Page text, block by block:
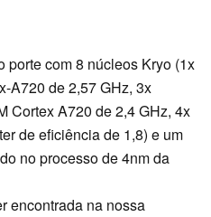
porte com 8 núcleos Kryo (1x
A720 de 2,57 GHz, 3x
Cortex A720 de 2,4 GHz, 4x
de eficiência de 1,8) e um
no processo de 4nm da
encontrada na nossa